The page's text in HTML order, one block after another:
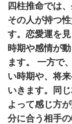
四柱推命では
その人が持つ
す。恋愛運を
時期や感情が
ます。 一方で
い時期や、将
いきます。同
よって感じ方
分に合う相手